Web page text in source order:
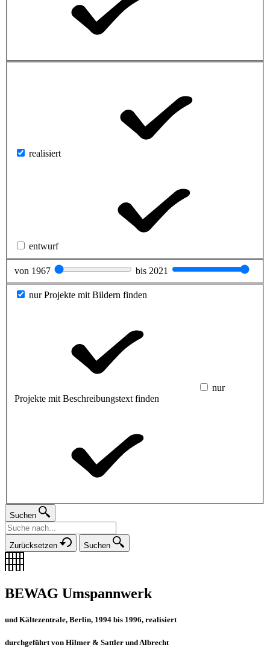
realisiert
entwurf
von 1967 bis 2021
nur Projekte mit Bildern finden
nur
Projekte mit Beschreibungstext finden
Suchen
Zurücksetzen Suchen
BEWAG Umspannwerk
und Kältezentrale, Berlin, 1994 bis 1996, realisiert
durchgeführt von Hilmer & Sattler und Albrecht